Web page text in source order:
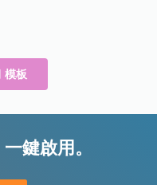
模板
鍵啟用。